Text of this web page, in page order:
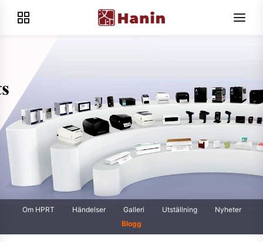
Om HPRT Händelser Galleri Utställning
Nyheter
Blogg